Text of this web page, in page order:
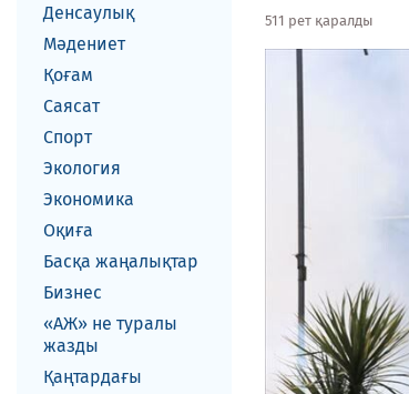
Денсаулық
Мәдениет
Қоғам
Саясат
Спорт
Экология
Экономика
Оқиға
Басқа жаңалықтар
Бизнес
«АЖ» не туралы
жазды
Қаңтардағы
511 рет қаралды